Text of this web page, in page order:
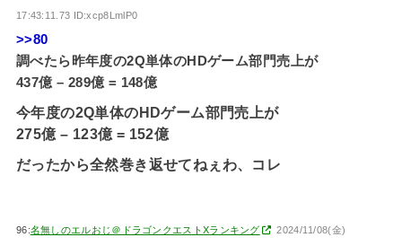
17:43:11.73 ID:xcp8LmlP0
>>80
調べたら昨年度の2Q単体のHDゲーム部門売上が
437億 – 289億 = 148億
今年度の2Q単体のHDゲーム部門売上が
275億 – 123億 = 152億
だったから全然巻き返せてねぇわ、コレ
96:名無しのエルおじ＠ドラゴンクエストXランキング 2024/11/08(金)